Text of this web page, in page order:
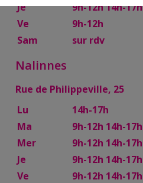
Je
9h-12h 14h-17h
Ve
9h-12h
Sam
sur rdv
Nalinnes
Rue de Philippeville, 25
Lu
14h-17h
Ma
9h-12h 14h-17h
Mer
9h-12h 14h-17h
Je
9h-12h 14h-17h
Ve
9h-12h 14h-17h